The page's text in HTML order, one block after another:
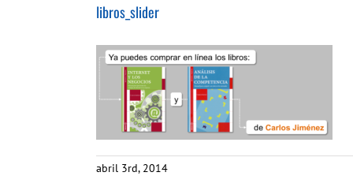
libros_slider
abril 3rd, 2014